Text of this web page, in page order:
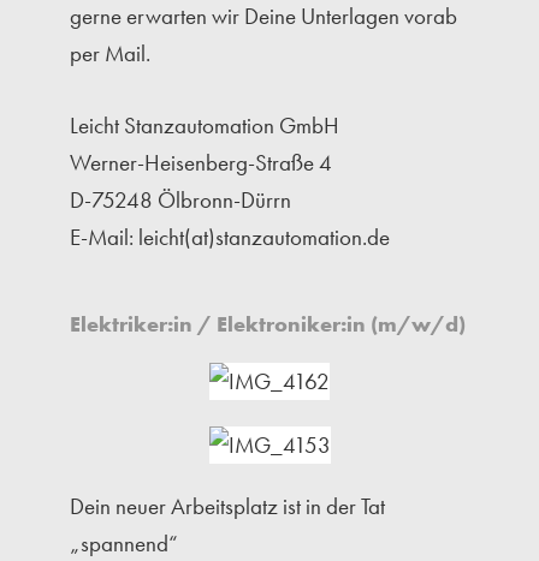
gerne erwarten wir Deine Unterlagen vorab
per Mail.
Leicht Stanzautomation GmbH
Werner-Heisenberg-Straße 4
D-75248 Ölbronn-Dürrn
E-Mail: leicht(at)stanzautomation.de
Elektriker:in / Elektroniker:in (m/w/d)
Dein neuer Arbeitsplatz ist in der Tat
„spannend“